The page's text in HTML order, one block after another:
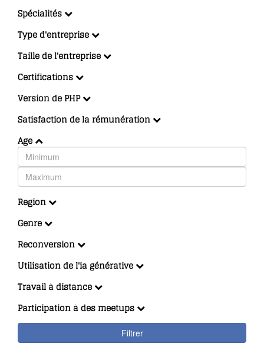
Spécialités
Type d'entreprise
Taille de l'entreprise
Certifications
Version de PHP
Satisfaction de la rémunération
Age
Region
Genre
Reconversion
Utilisation de l'ia générative
Travail à distance
Participation à des meetups
Filtrer